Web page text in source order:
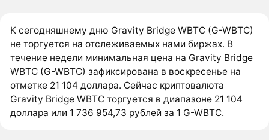
К сегодняшнему дню Gravity Bridge WBTC (G-WBTC)
не торгуется на отслеживаемых нами биржах. В
течение недели минимальная цена на Gravity Bridge
WBTC (G-WBTC) зафиксирована в воскресенье на
отметке 21 104 доллара. Сейчас криптовалюта
Gravity Bridge WBTC торгуется в диапазоне 21 104
доллара или 1 736 954,73 рублей за 1 G-WBTC.